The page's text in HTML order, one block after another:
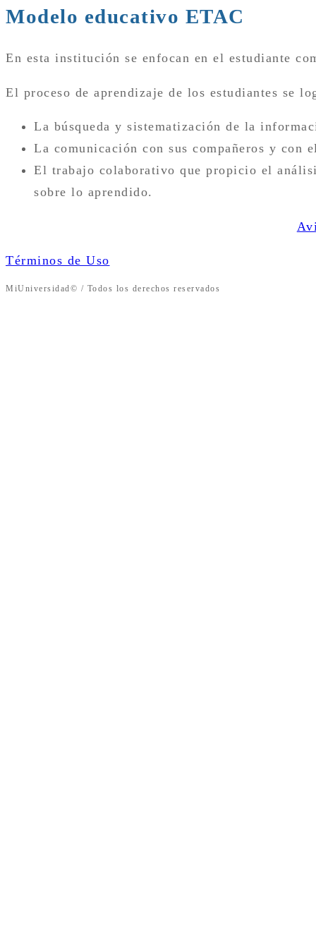
Modelo educativo ETAC
En esta institución se enfocan en el estudiante
El proceso de aprendizaje de los estudiantes se
La búsqueda y sistematización de la
La comunicación con sus compañeros y con
El trabajo colaborativo que propicio el
sobre lo aprendido.
Términos de Uso
MiUniversidad© / Todos los derechos reservados